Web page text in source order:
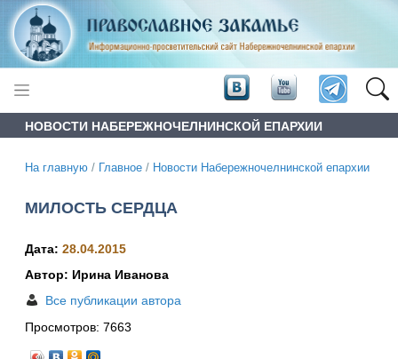
НОВОСТИ НАБЕРЕЖНОЧЕЛНИНСКОЙ ЕПАРХИИ
На главную / Главное / Новости Набережночелнинской епархии
МИЛОСТЬ СЕРДЦА
Дата: 28.04.2015
Автор: Ирина Иванова
Все публикации автора
Просмотров: 7663